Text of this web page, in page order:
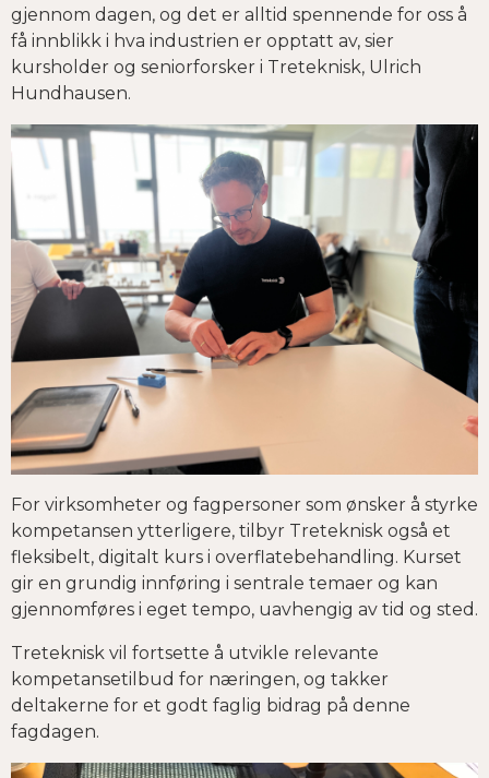
gjennom dagen, og det er alltid spennende for oss å
få innblikk i hva industrien er opptatt av, sier
kursholder og seniorforsker i Treteknisk, Ulrich
Hundhausen.
For virksomheter og fagpersoner som ønsker å styrke
kompetansen ytterligere, tilbyr Treteknisk også et
fleksibelt, digitalt kurs i overflatebehandling. Kurset
gir en grundig innføring i sentrale temaer og kan
gjennomføres i eget tempo, uavhengig av tid og sted.
Treteknisk vil fortsette å utvikle relevante
kompetansetilbud for næringen, og takker
deltakerne for et godt faglig bidrag på denne
fagdagen.